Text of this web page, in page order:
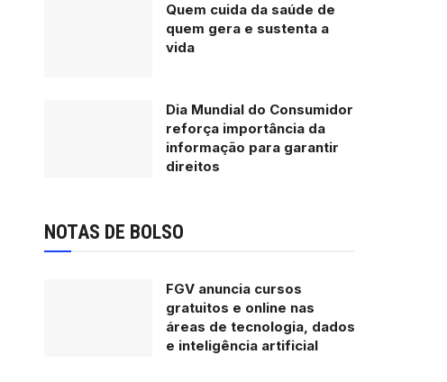
Quem cuida da saúde de
quem gera e sustenta a
vida
Dia Mundial do Consumidor
reforça importância da
informação para garantir
direitos
NOTAS DE BOLSO
FGV anuncia cursos
gratuitos e online nas
áreas de tecnologia, dados
e inteligência artificial